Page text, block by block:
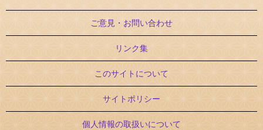
ご意見・お問い合わせ
リンク集
このサイトについて
サイトポリシー
個人情報の取扱いについて